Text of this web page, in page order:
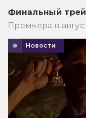
Финальный
Премьера в
Новости